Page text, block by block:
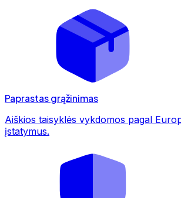
Paprastas grąžinimas
Aiškios taisyklės vykdomos pagal
įstatymus.